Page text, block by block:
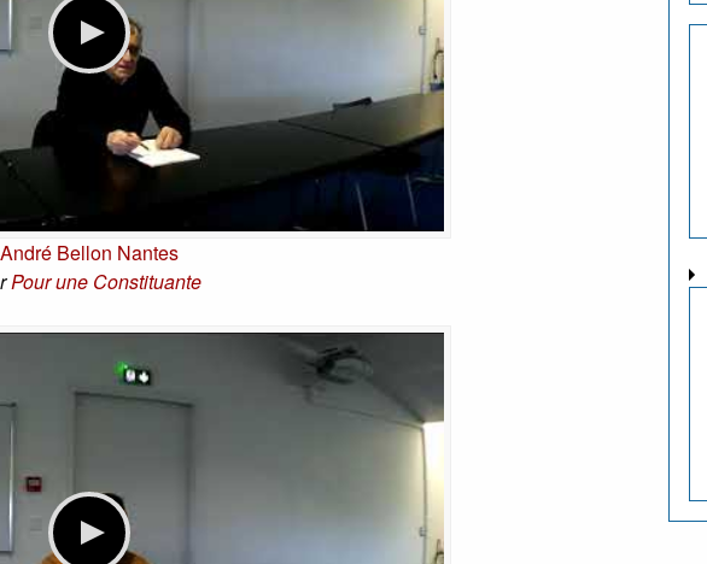
André Bellon Nantes
Pour une Constituante